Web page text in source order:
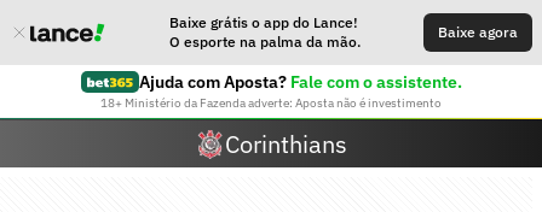
Baixe grátis o app do Lance!
O esporte na palma da mão.
Baixe agora
Ajuda com Aposta? Fale com o assistente.
18+ Ministério da Fazenda adverte: Aposta não é investimento
Corinthians